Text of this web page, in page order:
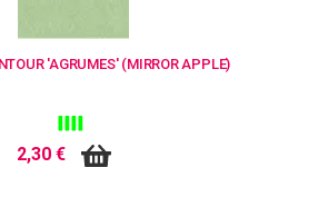
'AGRUMES' (MIRROR APPLE)
2,30 €